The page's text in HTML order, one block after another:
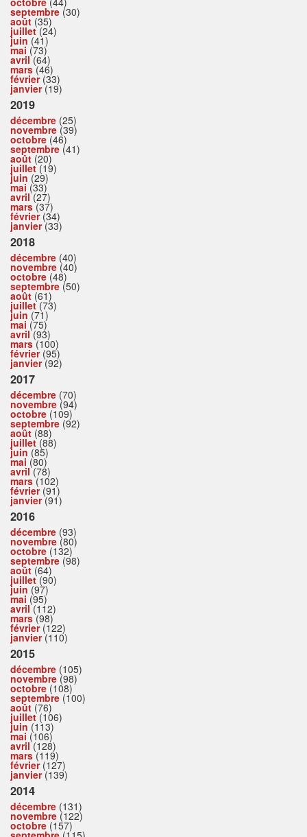
septembre (30)
août (35)
juillet(24)
juin (41)
mai (73)
avril(64)
mars(46)
février(33)
janvier(19)
2019
décembre (25)
novembre (39)
octobre (46)
septembre (41)
août (20)
juillet(19)
juin (29)
mai (33)
avril(27)
mars(37)
février(34)
janvier(33)
2018
décembre (40)
novembre (40)
octobre (48)
septembre (50)
août (61)
juillet(73)
juin (71)
mai (75)
avril(93)
mars(100)
février(95)
janvier(92)
2017
décembre (70)
novembre (94)
octobre (109)
septembre (92)
août (88)
juillet(88)
juin (85)
mai (80)
avril(78)
mars(102)
février(91)
janvier(91)
2016
décembre (93)
novembre (80)
octobre (132)
septembre (98)
août (64)
juillet(90)
juin (97)
mai (95)
avril(112)
mars(98)
février(122)
janvier(110)
2015
décembre (105)
novembre (98)
octobre (108)
septembre (100)
août (76)
juillet(106)
juin (113)
mai (106)
avril(128)
mars(119)
février(127)
janvier(139)
2014
décembre (131)
novembre (122)
octobre (157)